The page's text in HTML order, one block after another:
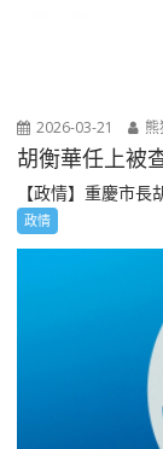
2026-03-21
胡衡華任上被
【政情】重慶市長
政情